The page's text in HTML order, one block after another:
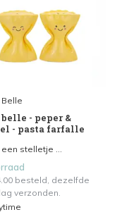
belle - peper &
- pasta farfalle
stelletje ...
besteld, dezelfde
verzonden.